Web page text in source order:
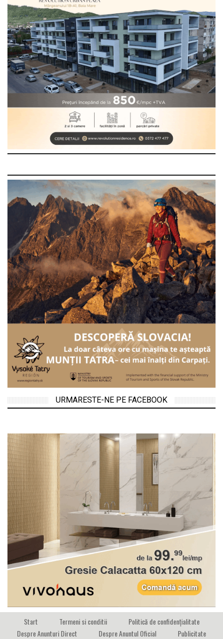
URMARESTE-NE PE FACEBOOK
Start Termeni si conditii
Politică de confidențialitate
Despre Anunturi Direct
Despre Anuntul Oficial
Publicitate